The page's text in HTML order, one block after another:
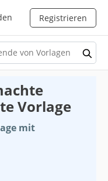
Registrieren
Vorlage
mit